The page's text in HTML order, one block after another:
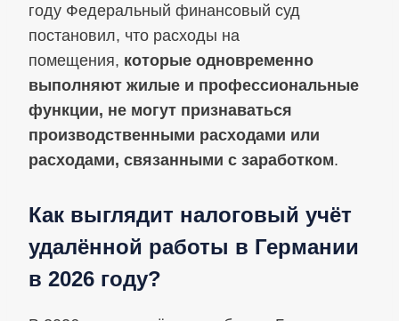
году Федеральный финансовый суд
постановил, что расходы на
помещения, которые одновременно
выполняют жилые и профессиональные
функции, не могут признаваться
производственными расходами или
расходами, связанными с заработком.
Как выглядит налоговый учёт
удалённой работы в Германии
в 2026 году?